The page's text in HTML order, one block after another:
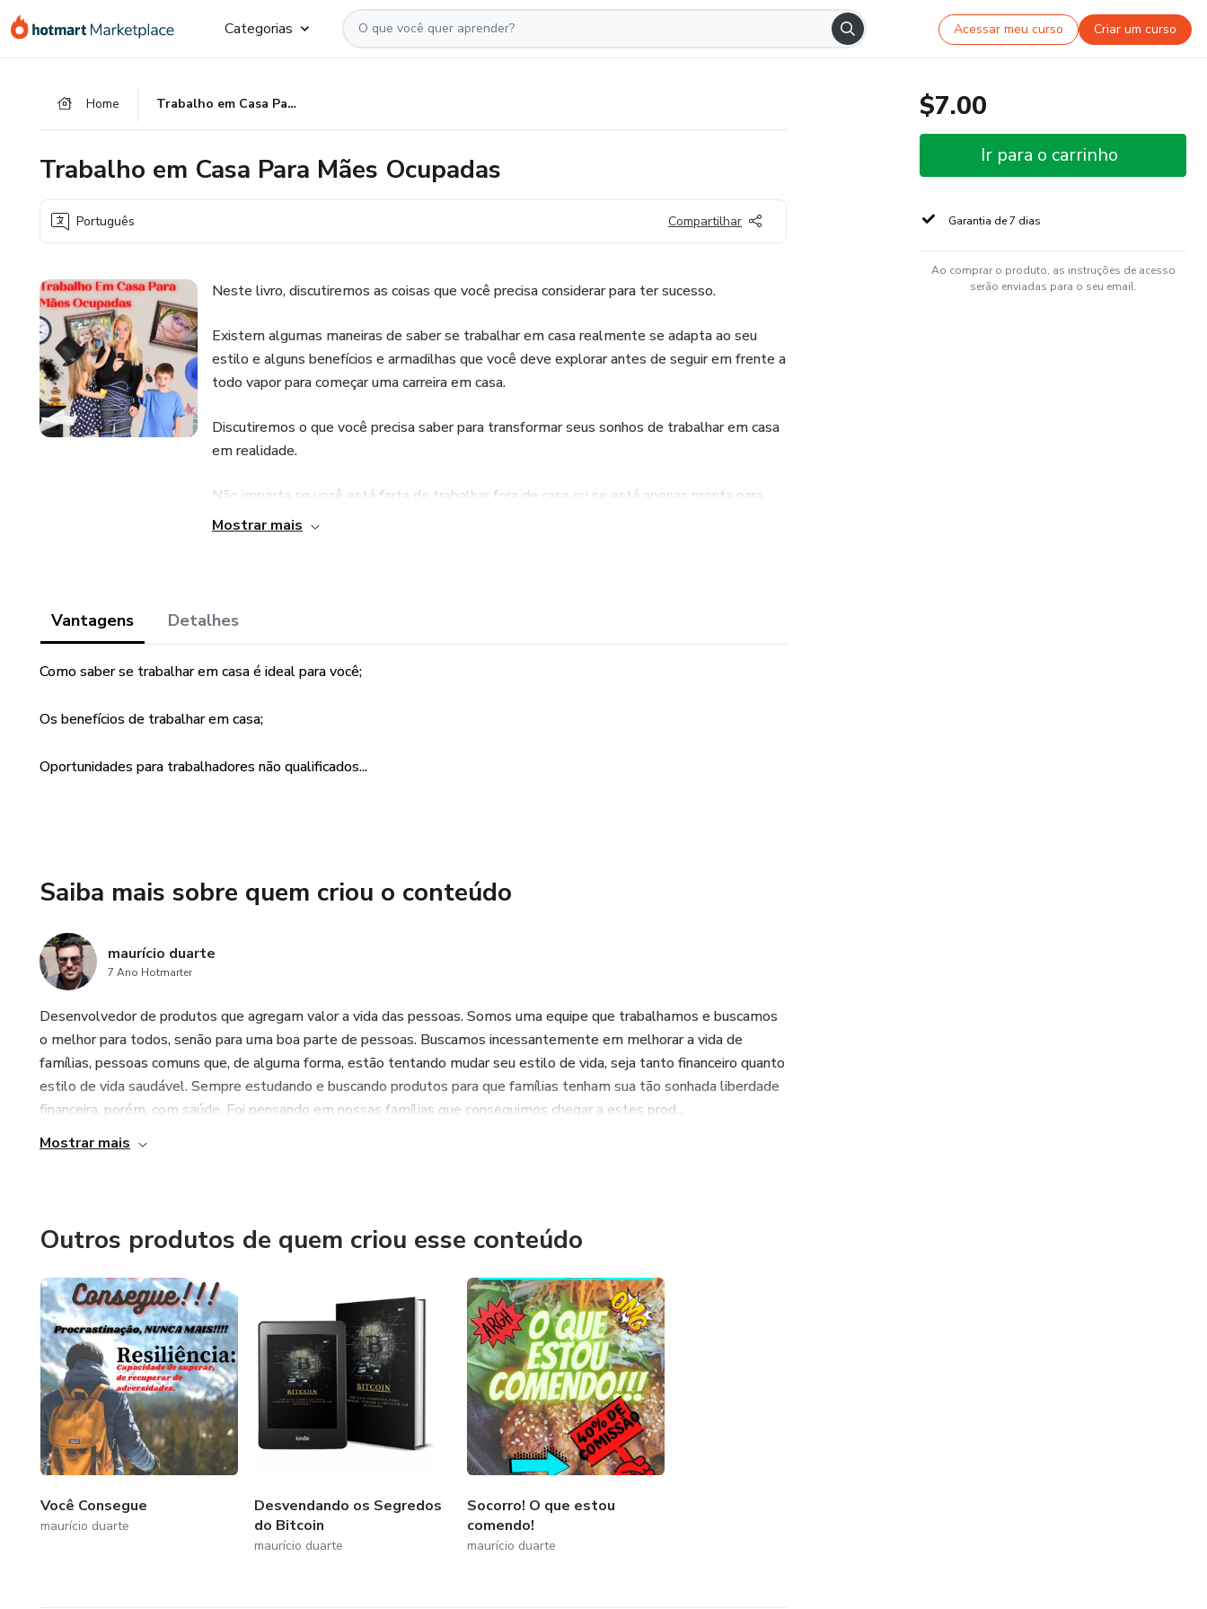
para
para
para
Categorias Acessar meu curso Criar um curso
Home Trabalho em Casa Para Mães Ocupadas
Trabalho em Casa Para Mães Ocupadas
Português Compartilhar
Neste livro, discutiremos as coisas que você precisa considerar para ter sucesso.
Existem algumas maneiras de saber se trabalhar em casa realmente se adapta ao seu
estilo e alguns benefícios e armadilhas que você deve explorar antes de seguir em frente a
todo vapor para começar uma carreira em casa.
Discutiremos o que você precisa saber para transformar seus sonhos de trabalhar em casa
em realidade.
Não importa se você está farta de trabalhar fora de casa ou se está apenas pronta para
ganhar algum dinheiro extra, as oportunidades disponíveis para mães que trabalham em
Mostrar mais
Vantagens Detalhes
Como saber se trabalhar em casa é ideal para você;
Os benefícios de trabalhar em casa;
Oportunidades para trabalhadores não qualificados...
Saiba mais sobre quem criou o conteúdo
maurício duarte
7 Ano Hotmarter
Desenvolvedor de produtos que agregam valor a vida das pessoas. Somos uma equipe que trabalhamos e buscamos
o melhor para todos, senão para uma boa parte de pessoas. Buscamos incessantemente em melhorar a vida de
famílias, pessoas comuns que, de alguma forma, estão tentando mudar seu estilo de vida, seja tanto financeiro quanto
estilo de vida saudável. Sempre estudando e buscando produtos para que famílias tenham sua tão sonhada liberdade
financeira, porém, com saúde. Foi pensando em nossas famílias que conseguimos chegar a estes prod...
Mostrar mais
Outros produtos de quem criou esse conteúdo
Você Consegue
maurício duarte
Desvendando os Segredos
do Bitcoin
maurício duarte
Socorro! O que estou
comendo!
maurício duarte
$7.00
Ir para o carrinho
Garantia de 7 dias
Ao comprar o produto, as instruções de acesso
serão enviadas para o seu email.